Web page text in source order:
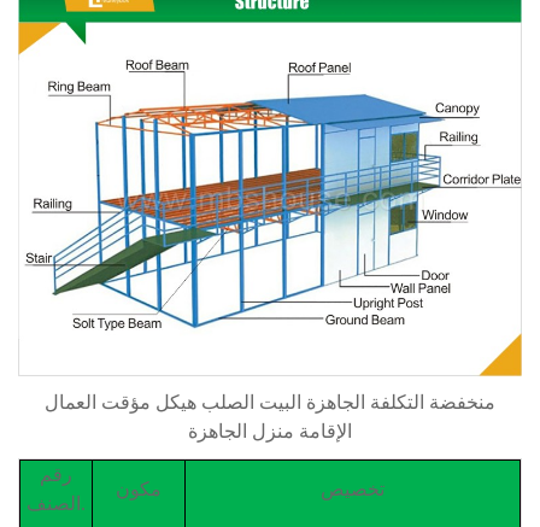
منخفضة التكلفة الجاهزة البيت الصلب هيكل مؤقت العمال
الإقامة منزل الجاهزة
رقم
الصنف.
مكون تخصيص